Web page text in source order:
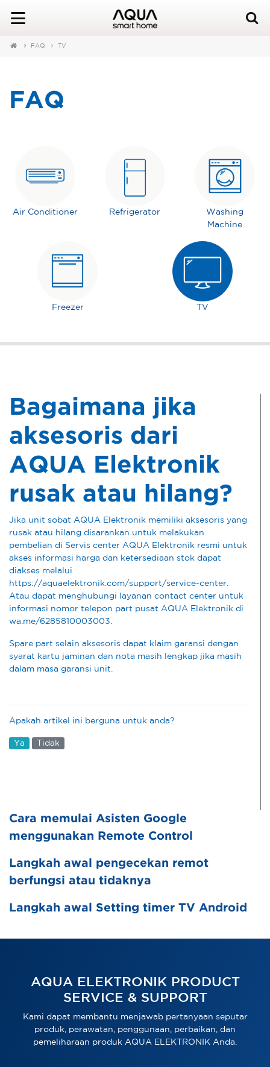
FAQ TV
FAQ
Air Conditioner Refrigerator
Washing
Machine
Freezer TV
Bagaimana jika
aksesoris dari
AQUA Elektronik
rusak atau hilang?
Jika unit sobat AQUA Elektronik memiliki aksesoris yang
rusak atau hilang disarankan untuk melakukan
pembelian di Servis center AQUA Elektronik resmi untuk
akses informasi harga dan ketersediaan stok dapat
diakses melalui
https://aquaelektronik.com/support/service-center.
Atau dapat menghubungi layanan contact center untuk
informasi nomor telepon part pusat AQUA Elektronik di
wa.me/6285810003003.
Spare part selain aksesoris dapat klaim garansi dengan
syarat kartu jaminan dan nota masih lengkap jika masih
dalam masa garansi unit.
Apakah artikel ini berguna untuk anda?
Ya Tidak
Cara memulai Asisten Google
menggunakan Remote Control
Langkah awal pengecekan remot
berfungsi atau tidaknya
Langkah awal Setting timer TV Android
AQUA ELEKTRONIK PRODUCT
SERVICE & SUPPORT
Kami dapat membantu menjawab pertanyaan seputar
produk, perawatan, penggunaan, perbaikan, dan
pemeliharaan produk AQUA ELEKTRONIK Anda.